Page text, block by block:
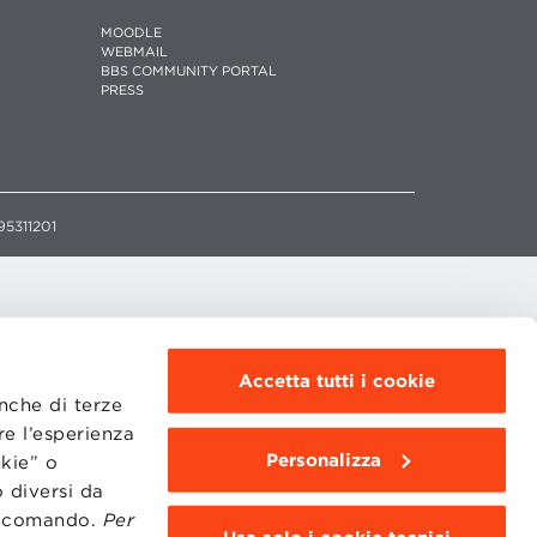
di terze
l’esperienza
o
diversi da
Per
Accetta tutti i cookie
Personalizza
MOODLE
WEBMAIL
BBS COMMUNITY PORTAL
PRESS